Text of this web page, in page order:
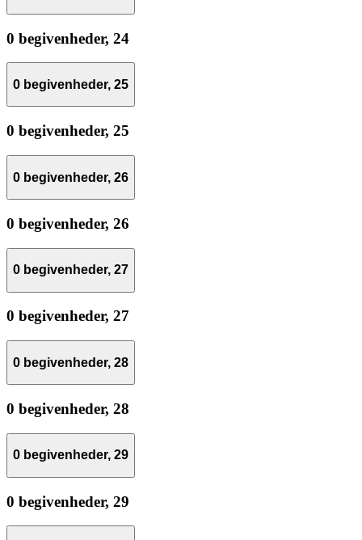
0 begivenheder, 24
0 begivenheder, 25
0 begivenheder, 25
0 begivenheder, 26
0 begivenheder, 26
0 begivenheder, 27
0 begivenheder, 27
0 begivenheder, 28
0 begivenheder, 28
0 begivenheder, 29
0 begivenheder, 29